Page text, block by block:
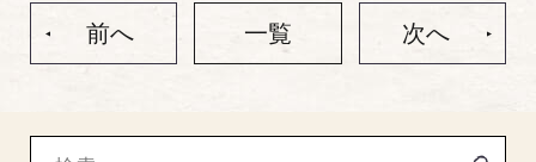
前へ 一覧 次へ